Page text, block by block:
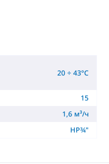
20 ÷ 43°C
15
1,6 м³/ч
НР¾"